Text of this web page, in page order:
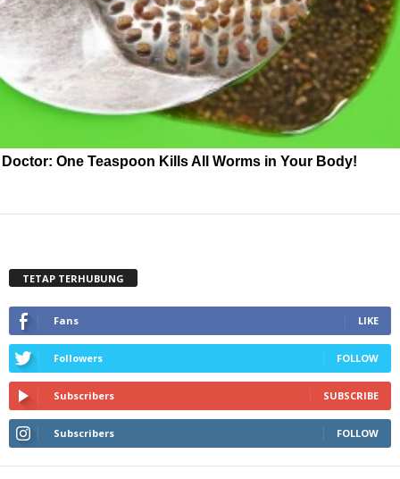
Doctor: One Teaspoon Kills All Worms in Your Body!
TETAP TERHUBUNG
Fans LIKE
Followers FOLLOW
Subscribers SUBSCRIBE
Subscribers FOLLOW